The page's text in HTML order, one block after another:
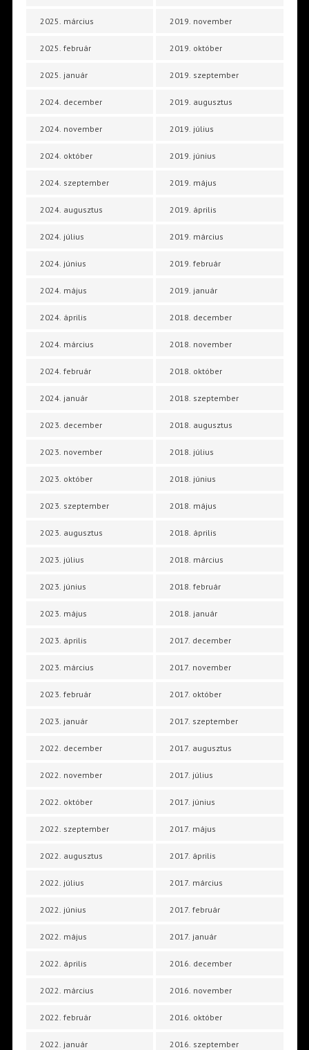
2025. március
2025. február
2025. január
2024. december
2024. november
2024. október
2024. szeptember
2024. augusztus
2024. július
2024. június
2024. május
2024. április
2024. március
2024. február
2024. január
2023. december
2023. november
2023. október
2023. szeptember
2023. augusztus
2023. július
2023. június
2023. május
2023. április
2023. március
2023. február
2023. január
2022. december
2022. november
2022. október
2022. szeptember
2022. augusztus
2022. július
2022. június
2022. május
2022. április
2022. március
2022. február
2022. január
2019. november
2019. október
2019. szeptember
2019. augusztus
2019. július
2019. június
2019. május
2019. április
2019. március
2019. február
2019. január
2018. december
2018. november
2018. október
2018. szeptember
2018. augusztus
2018. július
2018. június
2018. május
2018. április
2018. március
2018. február
2018. január
2017. december
2017. november
2017. október
2017. szeptember
2017. augusztus
2017. július
2017. június
2017. május
2017. április
2017. március
2017. február
2017. január
2016. december
2016. november
2016. október
2016. szeptember